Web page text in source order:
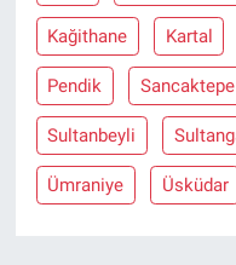
Kağithane Kartal
Pendik Sancaktepe
Sultanbeyli
Ümraniye Üsküdar